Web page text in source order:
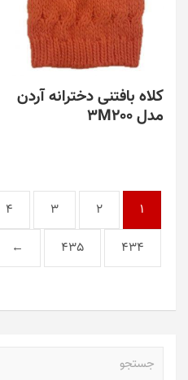
کلاه بافتنی دخترانه آردن
مدل 3M200
1
2
3
4
434
435
←